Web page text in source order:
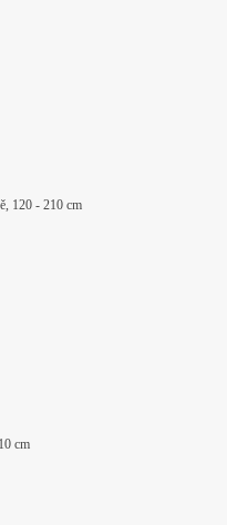
120 - 210 cm
cm